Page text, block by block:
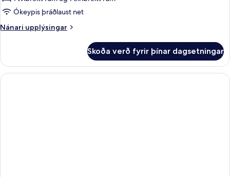
ViewÓkeypis þráðlaust net
Nánari upplýsingar
Nánari
Suite
Volcano
View
Skoða verð fyrir þínar dagsetningar